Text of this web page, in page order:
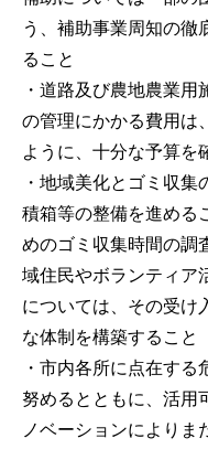
う、補助事業周知の徹
ること
・道路及び農地農業
の管理にかかる費用は
ように、十分な予算を
・地域美化とゴミ収
積箱等の整備を進める
めのゴミ収集時間の調
域住民やボランティア
については、その受け
な体制を構築すること
・市内各所に点在す
努めるとともに、活用
ノベーションによりま